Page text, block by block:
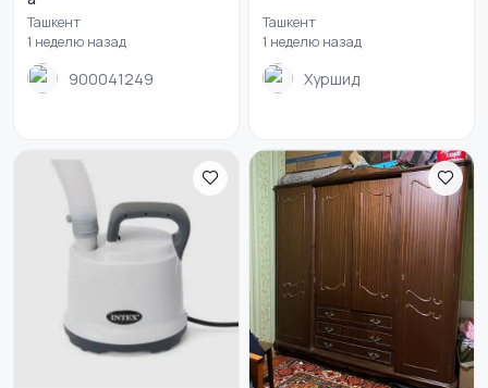
Ташкент
1 неделю назад
900041249
Ташкент
1 неделю назад
Хуршид